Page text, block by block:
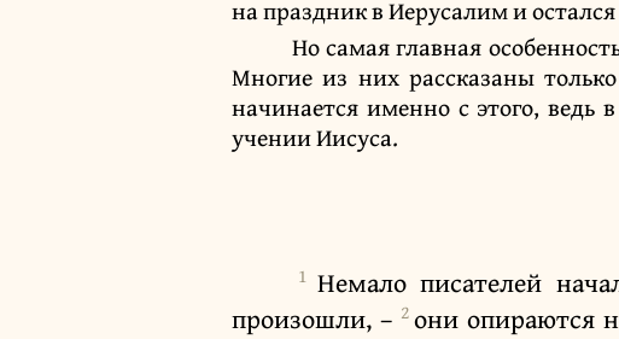
на праздник в Иерусалим и
Но самая главная
Многие из них рассказаны
начинается именно с этого,
учении Иисуса.
1Немало писателей
произошли, – 2они опираются